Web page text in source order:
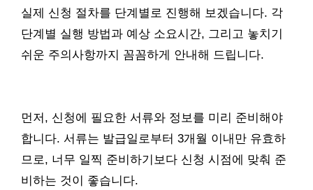
실제 신청 절차를 단계별로 진행해 보겠습니다. 각
단계별 실행 방법과 예상 소요시간, 그리고 놓치기
쉬운 주의사항까지 꼼꼼하게 안내해 드립니다.
먼저, 신청에 필요한 서류와 정보를 미리 준비해야
합니다. 서류는 발급일로부터 3개월 이내만 유효하
므로, 너무 일찍 준비하기보다 신청 시점에 맞춰 준
비하는 것이 좋습니다.